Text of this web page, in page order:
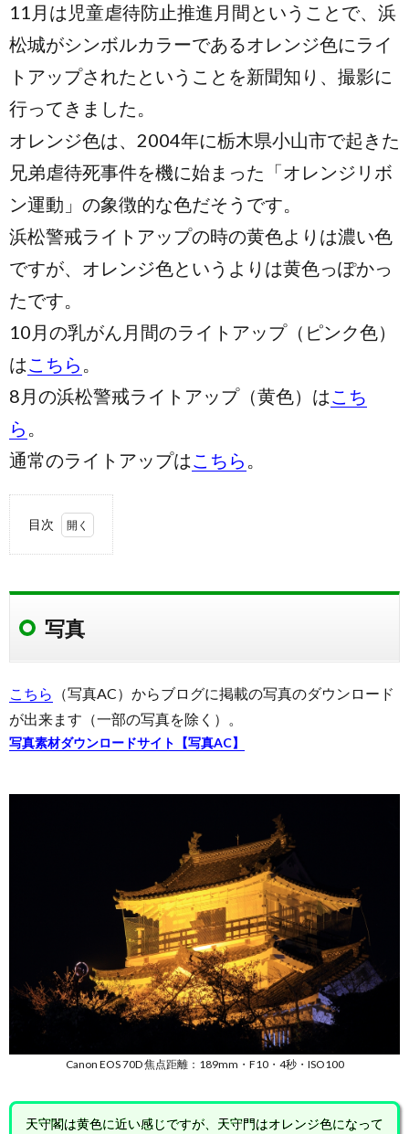
11月は児童虐待防止推進月間ということで、浜
松城がシンボルカラーであるオレンジ色にライ
トアップされたということを新聞知り、撮影に
行ってきました。
オレンジ色は、2004年に栃木県小山市で起きた
兄弟虐待死事件を機に始まった「オレンジリボ
ン運動」の象徴的な色だそうです。
浜松警戒ライトアップの時の黄色よりは濃い色
ですが、オレンジ色というよりは黄色っぽかっ
たです。
10月の乳がん月間のライトアップ（ピンク色）
はこちら 。
8月の浜松警戒ライトアップ（黄色）はこち
ら 。
通常のライトアップはこちら 。
目次
1.
撮影場
所
撮影場
所周辺
の地図
1.3.
写真
こちら
（写真AC）からブログに掲載の写真のダウンロード
が出来ます（一部の写真を除く）。
写真素材ダウンロードサイト【写真AC】
Canon EOS 70D 焦点距離：189mm・F10・4秒・ISO100
天守閣は黄色に近い感じですが、天守門はオレンジ色になって